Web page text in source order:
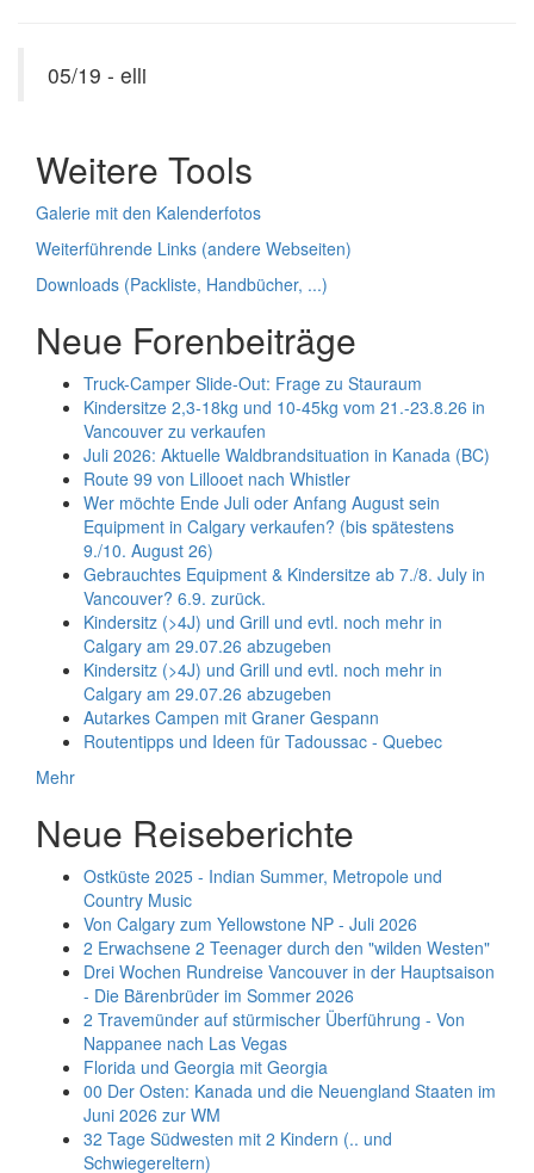
05/19 - elli
Weitere Tools
Galerie mit den Kalenderfotos
Weiterführende Links (andere Webseiten)
Downloads (Packliste, Handbücher, ...)
Neue Forenbeiträge
Truck-Camper Slide-Out: Frage zu Stauraum
Kindersitze 2,3-18kg und 10-45kg vom 21.-23.8.26 in
Vancouver zu verkaufen
Juli 2026: Aktuelle Waldbrandsituation in Kanada (BC)
Route 99 von Lillooet nach Whistler
Wer möchte Ende Juli oder Anfang August sein
Equipment in Calgary verkaufen? (bis spätestens
9./10. August 26)
Gebrauchtes Equipment & Kindersitze ab 7./8. July in
Vancouver? 6.9. zurück.
Kindersitz (>4J) und Grill und evtl. noch mehr in
Calgary am 29.07.26 abzugeben
Kindersitz (>4J) und Grill und evtl. noch mehr in
Calgary am 29.07.26 abzugeben
Autarkes Campen mit Graner Gespann
Routentipps und Ideen für Tadoussac - Quebec
Mehr
Neue Reiseberichte
Ostküste 2025 - Indian Summer, Metropole und
Country Music
Von Calgary zum Yellowstone NP - Juli 2026
2 Erwachsene 2 Teenager durch den "wilden Westen"
Drei Wochen Rundreise Vancouver in der Hauptsaison
- Die Bärenbrüder im Sommer 2026
2 Travemünder auf stürmischer Überführung - Von
Nappanee nach Las Vegas
Florida und Georgia mit Georgia
00 Der Osten: Kanada und die Neuengland Staaten im
Juni 2026 zur WM
32 Tage Südwesten mit 2 Kindern (.. und
Schwiegereltern)